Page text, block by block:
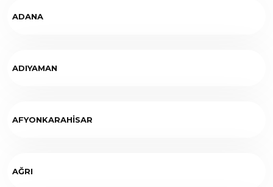
ADANA
ADIYAMAN
AFYONKARAHİSAR
AĞRI